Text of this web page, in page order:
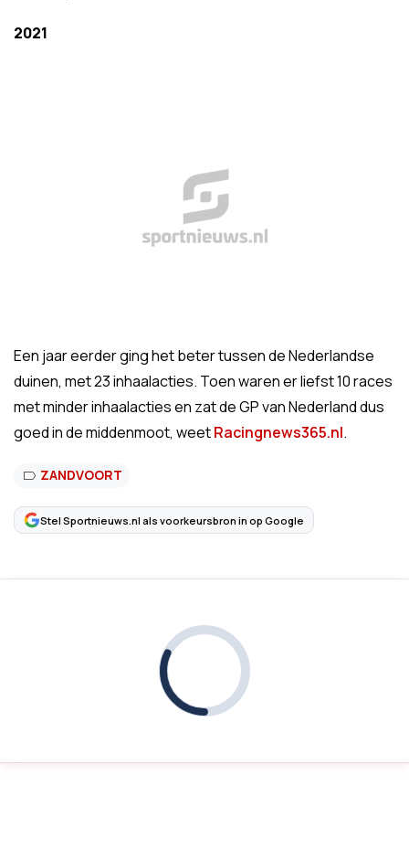
2021
Een jaar eerder ging het beter tussen de Nederlandse
duinen, met 23 inhaalacties. Toen waren er liefst 10 races
met minder inhaalacties en zat de GP van Nederland dus
goed in de middenmoot, weetRacingnews365.nl.
ZANDVOORT
Stel Sportnieuws.nl als voorkeursbron in op Google